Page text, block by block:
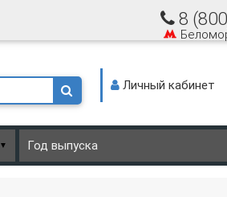
8
Личный кабинет
▼